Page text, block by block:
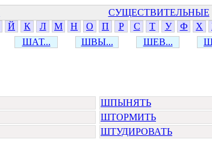
СУЩЕСТВИТЕЛЬНЫЕ
Й К Л М Н О П Р С Т У Ф Х
ШАТ... ШВЫ... ШЕВ...
ШПЫНЯТЬ
ШТОРМИТЬ
ШТУДИРОВАТЬ